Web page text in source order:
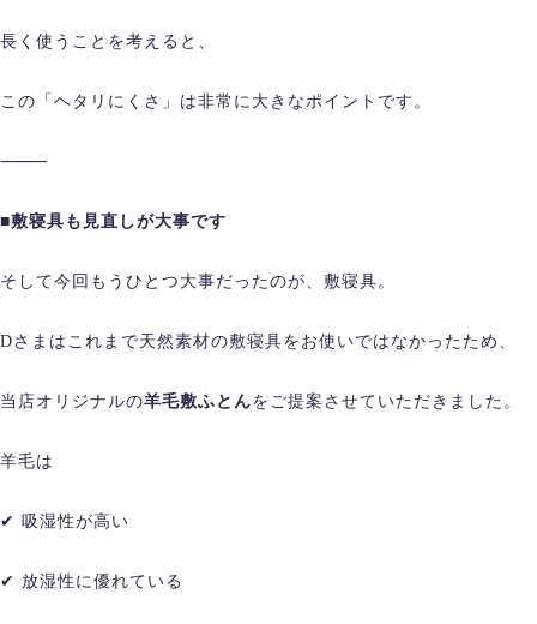
長く使うことを考えると、
この「ヘタリにくさ」は非常に大きなポイントです。
⸻
■敷寝具も見直しが大事です
そして今回もうひとつ大事だったのが、敷寝具。
Dさまはこれまで天然素材の敷寝具をお使いではなかったため、
当店オリジナルの羊毛敷ふとんをご提案させていただきました。
羊毛は
✔ 吸湿性が高い
✔ 放湿性に優れている